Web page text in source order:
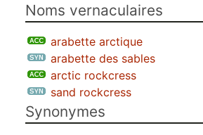
Noms vernaculaires
arabette arctique
arabette des sables
arctic rockcress
sand rockcress
Synonymes